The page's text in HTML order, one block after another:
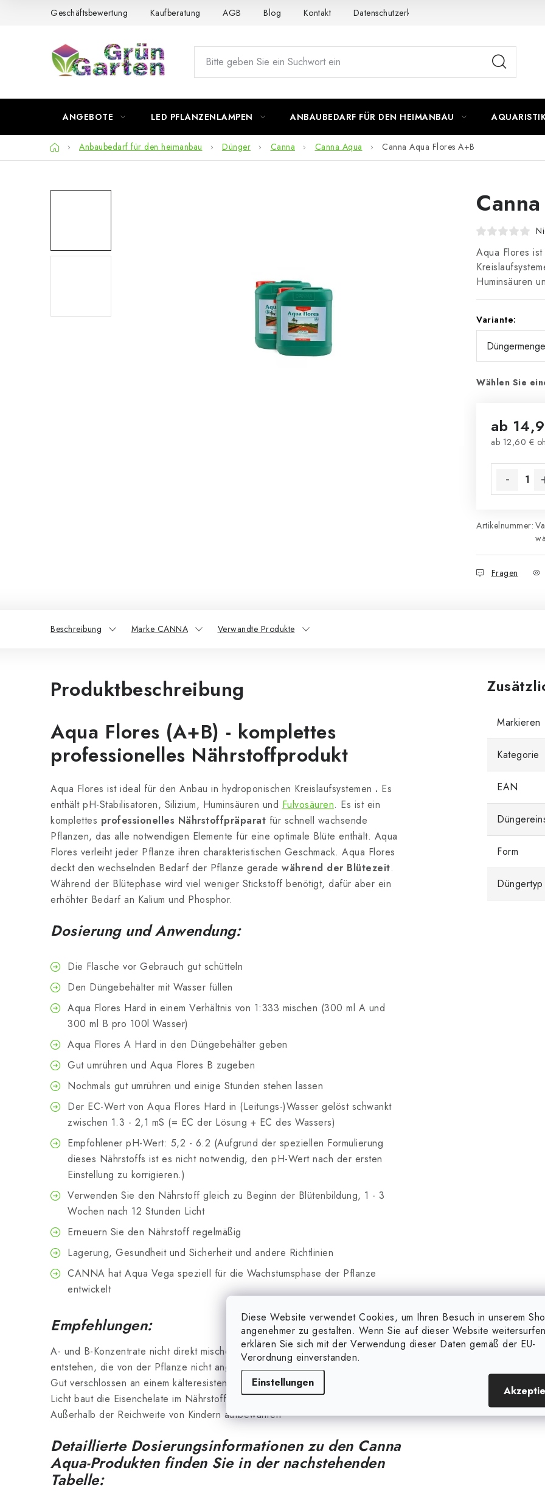
Diese Website verwendet Cookies, um Ihren Besuch in unserem
angenehmer zu gestalten. Wenn Sie auf dieser Website
erklären Sie sich mit der Verwendung dieser Daten gemäß der EU-
Verordnung einverstanden.
Einstellungen
Geschäftsbewertung Kaufberatung AGB Blog Kontakt Datenschutzerklärung
ANGEBOTE LED PFLANZENLAMPEN ANBAUBEDARF FÜR DEN HEIMANBAU
StartseiteAnbaubedarf für den heimanbau Dünger Canna Canna Aqua Canna Aqua Flores A+B
Aqua Flores
Huminsäuren
Variante:
Wählen Sie
ab
ab 12,60 €
Artikelnummer:
Fragen
Beschreibung Marke CANNA Verwandte Produkte
Produktbeschreibung
Aqua Flores (A+B) - komplettes
professionelles Nährstoffprodukt
Aqua Flores ist ideal für den Anbau in hydroponischen Kreislaufsystemen . Es
enthält pH-Stabilisatoren, Silizium, Huminsäuren und Fulvosäuren. Es ist ein
komplettes professionelles Nährstoffpräparat für schnell wachsende
Pflanzen, das alle notwendigen Elemente für eine optimale Blüte enthält. Aqua
Flores verleiht jeder Pflanze ihren charakteristischen Geschmack. Aqua Flores
deckt den wechselnden Bedarf der Pflanze gerade während der Blütezeit.
Während der Blütephase wird viel weniger Stickstoff benötigt, dafür aber ein
erhöhter Bedarf an Kalium und Phosphor.
Dosierung und Anwendung:
Die Flasche vor Gebrauch gut schütteln
Den Düngebehälter mit Wasser füllen
Aqua Flores Hard in einem Verhältnis von 1:333 mischen (300 ml A und
300 ml B pro 100l Wasser)
Aqua Flores A Hard in den Düngebehälter geben
Gut umrühren und Aqua Flores B zugeben
Nochmals gut umrühren und einige Stunden stehen lassen
Der EC-Wert von Aqua Flores Hard in (Leitungs-)Wasser gelöst schwankt
zwischen 1.3 - 2,1 mS (= EC der Lösung + EC des Wassers)
Empfohlener pH-Wert: 5,2 - 6.2 (Aufgrund der speziellen Formulierung
dieses Nährstoffs ist es nicht notwendig, den pH-Wert nach der ersten
Einstellung zu korrigieren.)
Verwenden Sie den Nährstoff gleich zu Beginn der Blütenbildung, 1 - 3
Wochen nach 12 Stunden Licht
Erneuern Sie den Nährstoff regelmäßig
Lagerung, Gesundheit und Sicherheit und andere Richtlinien
CANNA hat Aqua Vega speziell für die Wachstumsphase der Pflanze
entwickelt
Empfehlungen:
A- und B-Konzentrate nicht direkt mischen, es können unlösliche Verbindungen
entstehen, die von der Pflanze nicht angenommen werden
Gut verschlossen an einem kälteresistenten Ort aufbewahren (Ultraviolettes
Licht baut die Eisenchelate im Nährstoff ab)
Außerhalb der Reichweite von Kindern aufbewahren
Detaillierte Dosierungsinformationen zu den Canna
Aqua-Produkten finden Sie in der nachstehenden
Tabelle:
Markieren
Kategorie
EAN
Form
Düngertyp